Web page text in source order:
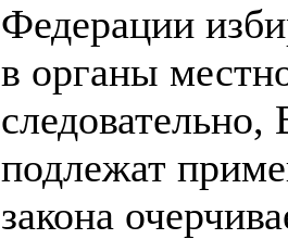
Федерации
в органы
подлежат
закона